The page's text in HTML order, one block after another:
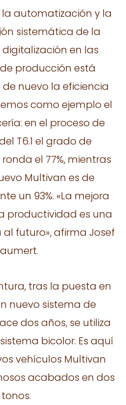
la automatización y la
sistemática de la
en las
producción está
nuevo la eficiencia
como ejemplo el
en el proceso de
T6.1 el grado de
el 77%, mientras
Multivan es de
un 93%. «La mejora
productividad es una
futuro», afirma Josef
tras la puesta en
nuevo sistema de
dos años, se utiliza
bicolor. Es aquí
vehículos Multivan
acabados en dos
tonos.